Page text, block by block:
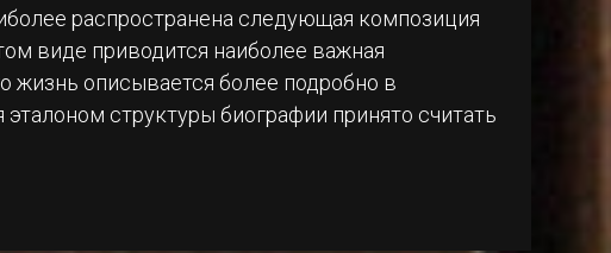
распространена следующая композиция
виде приводится наиболее важная
жизнь описывается более подробно в
структуры биографии принято считать